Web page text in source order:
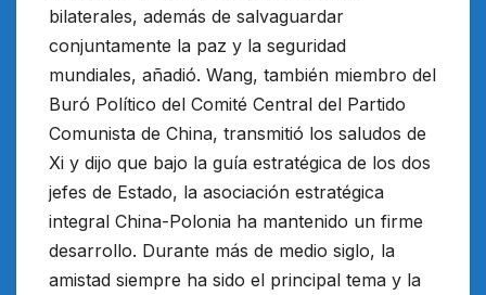
bilaterales, además de salvaguardar
conjuntamente la paz y la seguridad
mundiales, añadió. Wang, también miembro del
Buró Político del Comité Central del Partido
Comunista de China, transmitió los saludos de
Xi y dijo que bajo la guía estratégica de los dos
jefes de Estado, la asociación estratégica
integral China-Polonia ha mantenido un firme
desarrollo. Durante más de medio siglo, la
amistad siempre ha sido el principal tema y la